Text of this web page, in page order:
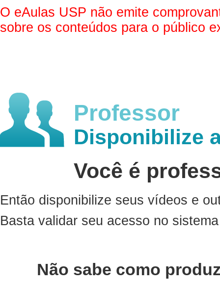
O eAulas USP não emite
sobre os conteúdos para o público
Professor
Disponibilize
Você é
Então disponibilize seus vídeos e
Basta validar seu acesso no
Não sabe como